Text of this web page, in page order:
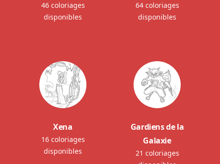
46 coloriages
disponibles
64 coloriages
disponibles
Xena
16 coloriages
disponibles
Gardiens de la
Galaxie
21 coloriages